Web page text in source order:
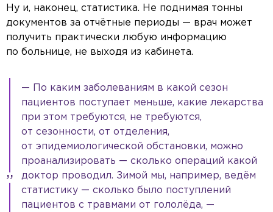
Font Family
Reset Done
End of dialog window.
Ну и, наконец, статистика. Не поднимая тонны
документов за отчётные периоды — врач может
получить практически любую информацию
по больнице, не выходя из кабинета.
— По каким заболеваниям в какой сезон
пациентов поступает меньше, какие лекарства
при этом требуются, не требуются,
от сезонности, от отделения,
от эпидемиологической обстановки, можно
проанализировать — сколько операций какой
доктор проводил. Зимой мы, например, ведём
статистику — сколько было поступлений
пациентов с травмами от гололёда, —